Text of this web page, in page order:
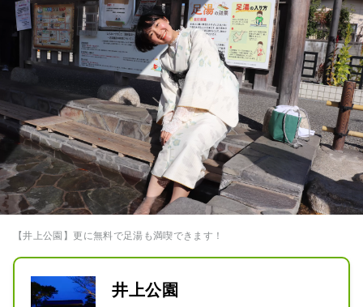
【井上公園】更に無料で足湯も満喫できます！
井上公園